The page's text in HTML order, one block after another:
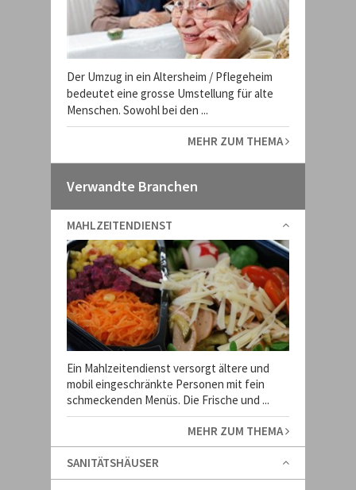
Der Umzug in ein Altersheim / Pflegeheim
bedeutet eine grosse Umstellung für alte
Menschen. Sowohl bei den ...
MEHR ZUM THEMA
Verwandte Branchen
MAHLZEITENDIENST
Ein Mahlzeitendienst versorgt ältere und
mobil eingeschränkte Personen mit fein
schmeckenden Menüs. Die Frische und ...
MEHR ZUM THEMA
SANITÄTSHÄUSER